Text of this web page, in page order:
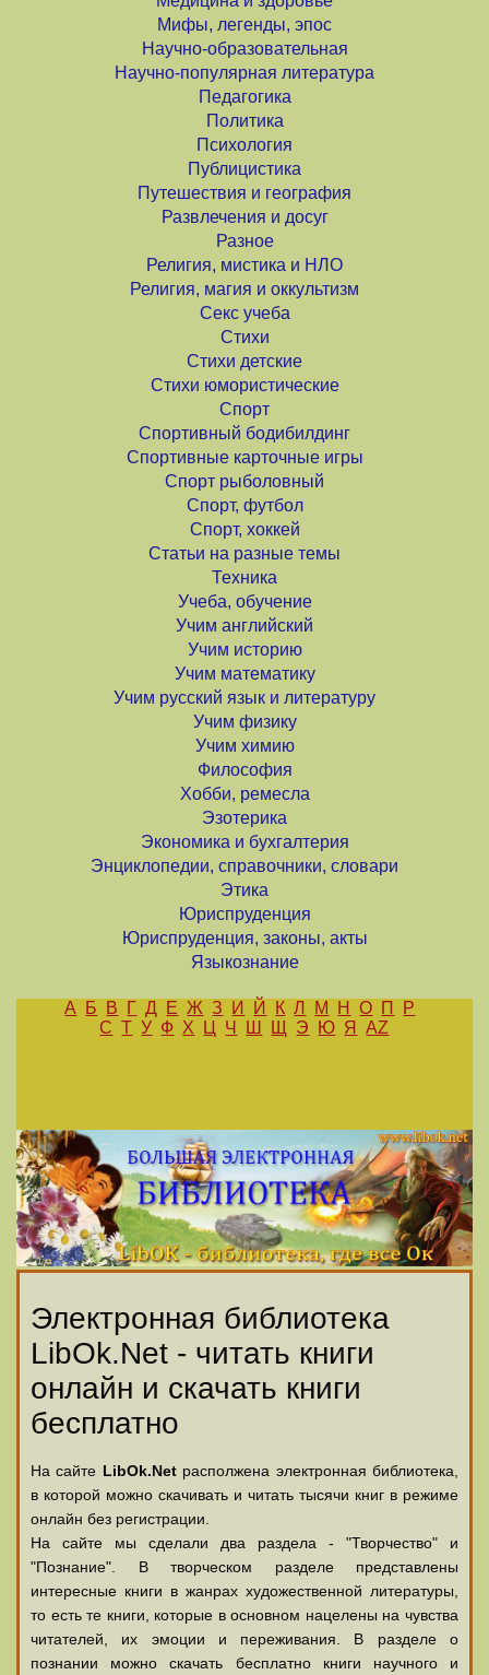
Мифы, легенды, эпос
Научно-образовательная
Научно-популярная литература
Педагогика
Политика
Психология
Публицистика
Путешествия и география
Развлечения и досуг
Разное
Религия, мистика и НЛО
Религия, магия и оккультизм
Секс учеба
Стихи
Стихи детские
Стихи юмористические
Спорт
Спортивный бодибилдинг
Спортивные карточные игры
Спорт рыболовный
Спорт, футбол
Спорт, хоккей
Статьи на разные темы
Техника
Учеба, обучение
Учим английский
Учим историю
Учим математику
Учим русский язык и литературу
Учим физику
Учим химию
Философия
Хобби, ремесла
Эзотерика
Экономика и бухгалтерия
Энциклопедии, справочники, словари
Этика
Юриспруденция
Юриспруденция, законы, акты
Языкознание
А Б В Г Д Е Ж З И Й К Л М Н О П
Р
С Т У Ф Х Ц Ч Ш Щ Э Ю Я AZ
Электронная библиотека
LibOk.Net - читать книги
онлайн и скачать книги
бесплатно
На сайте LibOk.Netрасполжена электронная библиотека,
в которой можно скачивать и читать тысячи книг в режиме
онлайн без регистрации.
На сайте мы сделали два раздела - "Творчество" и
"Познание". В творческом разделе представлены
интересные книги в жанрах художественной литературы,
то есть те книги, которые в основном нацелены на чувства
читателей, их эмоции и переживания. В разделе о
познании можно скачать бесплатно книги научного и